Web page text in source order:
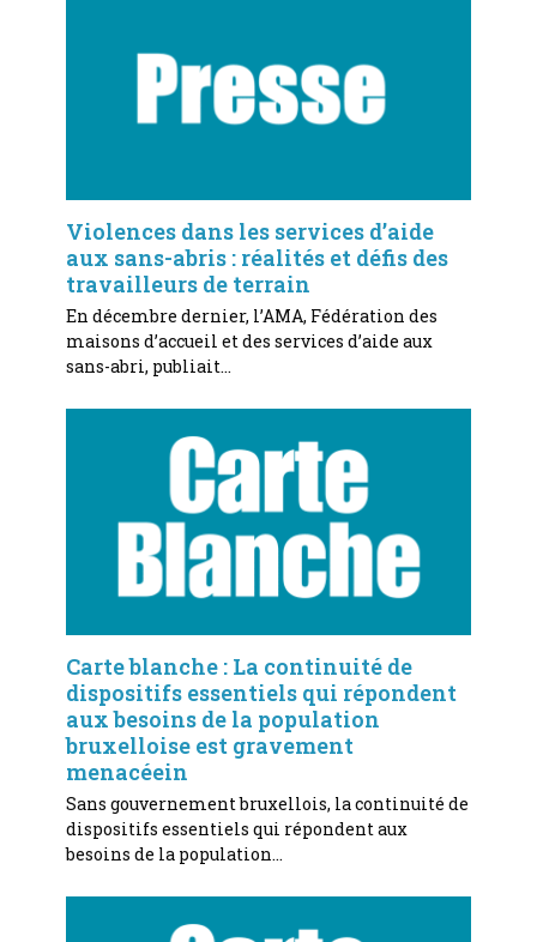
Violences dans les services d’aide
aux sans-abris : réalités et défis des
travailleurs de terrain
En décembre dernier, l’AMA, Fédération des
maisons d’accueil et des services d’aide aux
sans-abri, publiait…
Carte blanche : La continuité de
dispositifs essentiels qui répondent
aux besoins de la population
bruxelloise est gravement
menacéein
Sans gouvernement bruxellois, la continuité de
dispositifs essentiels qui répondent aux
besoins de la population…